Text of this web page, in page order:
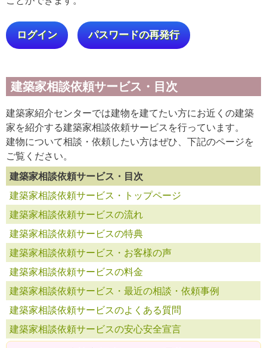
ログイン パスワードの再発行
建築家相談依頼サービス・目次
建築家紹介センターでは建物を建てたい方にお近くの建築
家を紹介する建築家相談依頼サービスを行っています。
建物について相談・依頼したい方はぜひ、下記のページを
ご覧ください。
建築家相談依頼サービス・目次
建築家相談依頼サービス・トップページ
建築家相談依頼サービスの流れ
建築家相談依頼サービスの特典
建築家相談依頼サービス・お客様の声
建築家相談依頼サービスの料金
建築家相談依頼サービス・最近の相談・依頼事例
建築家相談依頼サービスのよくある質問
建築家相談依頼サービスの安心安全宣言